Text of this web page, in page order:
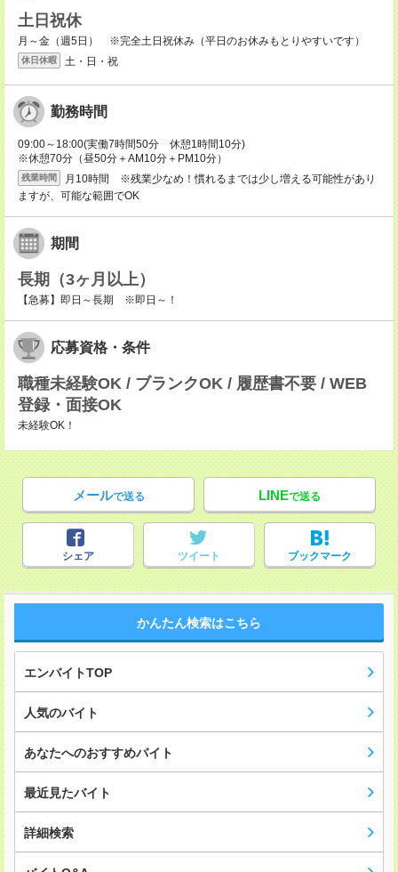
土日祝休
月～金（週5日） ※完全土日祝休み（平日のお休みもとりやすいです）
休日休暇 土・日・祝
勤務時間
09:00～18:00(実働7時間50分 休憩1時間10分)
※休憩70分（昼50分＋AM10分＋PM10分）
残業時間
月10時間 ※残業少なめ！慣れるまでは少し増える可能性があり
ますが、可能な範囲でOK
期間
長期（3ヶ月以上）
【急募】即日～長期 ※即日～！
応募資格・条件
職種未経験OK / ブランクOK / 履歴書不要 / WEB
登録・面接OK
未経験OK！
メールで送る LINEで送る
シェア ツイート ブックマーク
かんたん検索はこちら
エンバイトTOP
人気のバイト
あなたへのおすすめバイト
最近見たバイト
詳細検索